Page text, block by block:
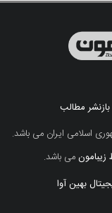
بازنشر مطالب
اسلامی ایران می باشد.
زیبامونمی باشد.
بهین آوا